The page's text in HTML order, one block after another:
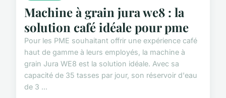
Machine à grain jura we8 : la
solution café idéale pour pme
Pour les PME souhaitant offrir une expérience café
haut de gamme à leurs employés, la machine à
grain Jura WE8 est la solution idéale. Avec sa
capacité de 35 tasses par jour, son réservoir d'eau
de 3 ...